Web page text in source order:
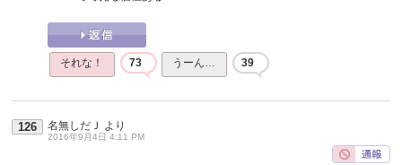
それな！ 73 うーん… 39
126 名無しだＪ より
2016年9月4日 4:11 PM